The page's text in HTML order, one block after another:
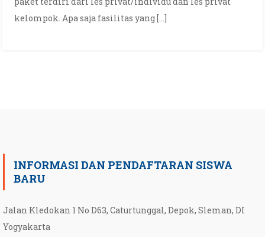
kelompok. Apa saja fasilitas yang […]
INFORMASI DAN PENDAFTARAN SISWA
BARU
Jalan Kledokan 1 No D63, Caturtunggal, Depok, Sleman, DI
Yogyakarta